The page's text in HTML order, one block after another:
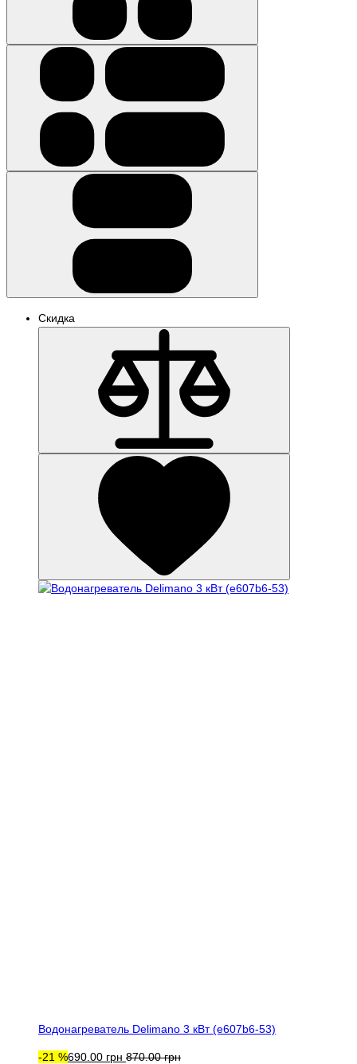
Скидка
Водонагреватель Delimano 3 кВт (e607b6-53)
-21 %690.00 грн 870.00 грн